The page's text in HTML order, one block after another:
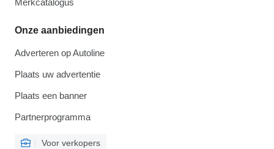
Merkcatalogus
Onze aanbiedingen
Adverteren op Autoline
Plaats uw advertentie
Plaats een banner
Partnerprogramma
Voor verkopers